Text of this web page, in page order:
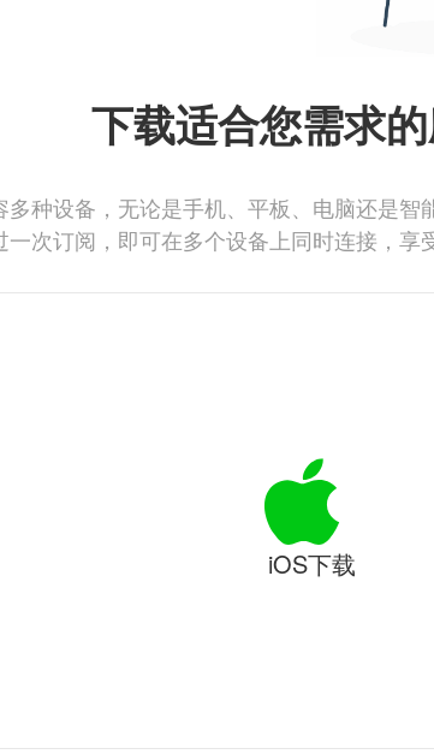
下载适合您需求
种设备，无论是手机、平板、电脑还是智
一次订阅，即可在多个设备上同时连接，享
iOS下载